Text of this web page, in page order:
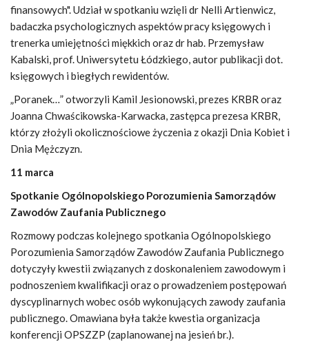
finansowych". Udział w spotkaniu wzięli dr Nelli Artienwicz,
badaczka psychologicznych aspektów pracy księgowych i
trenerka umiejętności miękkich oraz dr hab. Przemysław
Kabalski, prof. Uniwersytetu Łódzkiego, autor publikacji dot.
księgowych i biegłych rewidentów.
„Poranek…” otworzyli Kamil Jesionowski, prezes KRBR oraz
Joanna Chwaścikowska-Karwacka, zastępca prezesa KRBR,
którzy złożyli okolicznościowe życzenia z okazji Dnia Kobiet i
Dnia Mężczyzn.
11 marca
Spotkanie Ogólnopolskiego Porozumienia Samorządów
Zawodów Zaufania Publicznego
Rozmowy podczas kolejnego spotkania Ogólnopolskiego
Porozumienia Samorządów Zawodów Zaufania Publicznego
dotyczyły kwestii związanych z doskonaleniem zawodowym i
podnoszeniem kwalifikacji oraz o prowadzeniem postępowań
dyscyplinarnych wobec osób wykonujących zawody zaufania
publicznego. Omawiana była także kwestia organizacja
konferencji OPSZZP (zaplanowanej na jesień br.).